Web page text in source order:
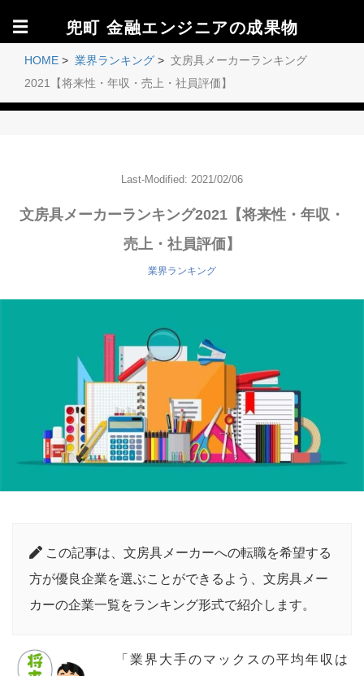
☰ 兜町 金融エンジニアの成果物
HOME > 業界ランキング > 文房具メーカーランキング
2021【将来性・年収・売上・社員評価】
Last-Modified: 2021/02/06
文房具メーカーランキング2021【将来性・年収・
売上・社員評価】
業界ランキング
この記事は、文房具メーカーへの転職を希望する
方が優良企業を選ぶことができるよう、文房具メー
カーの企業一覧をランキング形式で紹介します。
「業界大手のマックスの平均年収は